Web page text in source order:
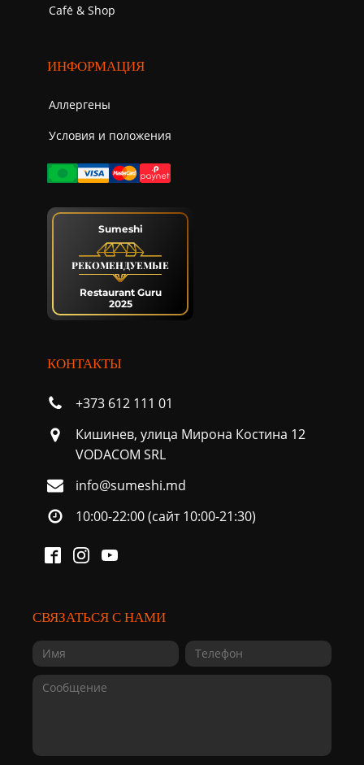
Cafе́ & Shop
ИНФОРМАЦИЯ
Аллергены
Условия и положения
Sumeshi
РЕКОМЕНДУЕМЫЕ
Restaurant Guru
2025
КОНТАКТЫ
+373 612 111 01
Кишинев, улица Мирона Костина 12
VODACOM SRL
info@sumeshi.md
10:00-22:00 (сайт 10:00-21:30)
СВЯЗАТЬСЯ С НАМИ